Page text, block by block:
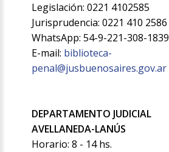
Legislación: 0221 4102585
Jurisprudencia: 0221 410 2586
WhatsApp: 54-9-221-308-1839
E-mail: biblioteca-
penal@jusbuenosaires.gov.ar
DEPARTAMENTO JUDICIAL
AVELLANEDA-LANÚS
Horario: 8 - 14 hs.